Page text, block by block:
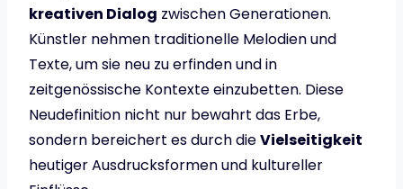
kreativen Dialog zwischen Generationen.
Künstler nehmen traditionelle Melodien und
Texte, um sie neu zu erfinden und in
zeitgenössische Kontexte einzubetten. Diese
Neudefinition nicht nur bewahrt das Erbe,
sondern bereichert es durch dieVielseitigkeit
heutiger Ausdrucksformen und kultureller